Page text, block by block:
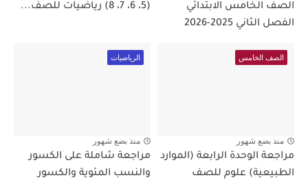
الصف الخامس الابتدائي
الفصل الثاني 2025-2026
(5، 6، 7، 8) رياضيات للصف...
الصف الخامس
منذ بضع شهور
مراجعة الوحدة الرابعة (الموارد
الطبيعية) علوم للصف
الرياضيات
منذ بضع شهور
مراجعة شاملة على الكسور
والنسب المئوية والكسور